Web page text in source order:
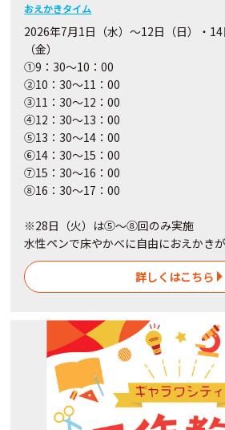
おえかきタイム
2026年7月1日（水）～12日（日）・
（金）
①9：30～10：00
②10：30～11：00
③11：30～12：00
④12：30～13：00
⑤13：30～14：00
⑥14：30～15：00
⑦15：30～16：00
⑧16：30～17：00
※28日（火）は⑤～⑧回のみ実施
水性ペンで床やかべに自由におえかきが
詳しくはこちら